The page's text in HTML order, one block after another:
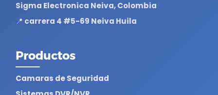
Sigma Electronica Neiva, Colombia
📍 carrera 4 #5-69 Neiva Huila
Productos
Camaras de Seguridad